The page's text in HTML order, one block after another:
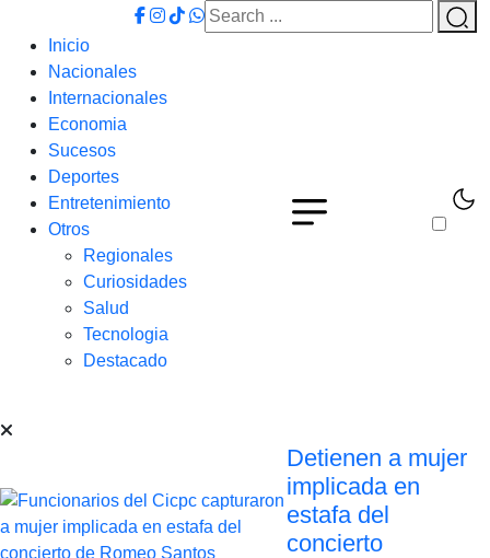
Inicio
Nacionales
Internacionales
Economia
Sucesos
Deportes
Entretenimiento
Otros
Regionales
Curiosidades
Salud
Tecnologia
Destacado
Detienen a mujer
implicada en
estafa del
concierto